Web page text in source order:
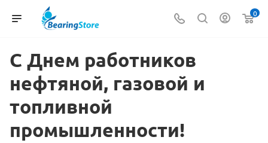
0
С Днем работников
нефтяной, газовой и
топливной
промышленности!